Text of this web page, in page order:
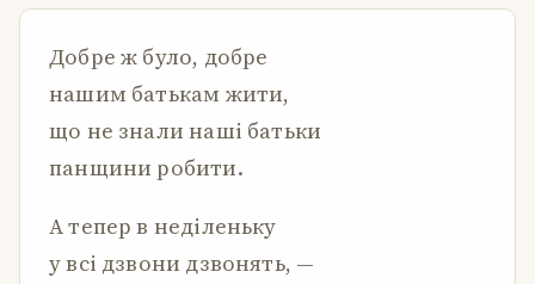
Добре ж було, добре
нашим батькам жити,
що не знали наші батьки
панщини робити.
А тепер в неділеньку
у всі дзвони дзвонять, —